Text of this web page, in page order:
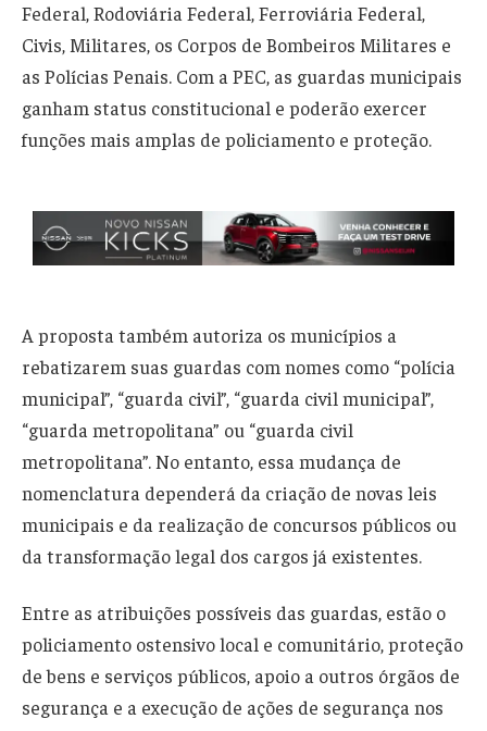
Federal, Rodoviária Federal, Ferroviária Federal,
Civis, Militares, os Corpos de Bombeiros Militares e
as Polícias Penais. Com a PEC, as guardas municipais
ganham status constitucional e poderão exercer
funções mais amplas de policiamento e proteção.
A proposta também autoriza os municípios a
rebatizarem suas guardas com nomes como “polícia
municipal”, “guarda civil”, “guarda civil municipal”,
“guarda metropolitana” ou “guarda civil
metropolitana”. No entanto, essa mudança de
nomenclatura dependerá da criação de novas leis
municipais e da realização de concursos públicos ou
da transformação legal dos cargos já existentes.
Entre as atribuições possíveis das guardas, estão o
policiamento ostensivo local e comunitário, proteção
de bens e serviços públicos, apoio a outros órgãos de
segurança e a execução de ações de segurança nos